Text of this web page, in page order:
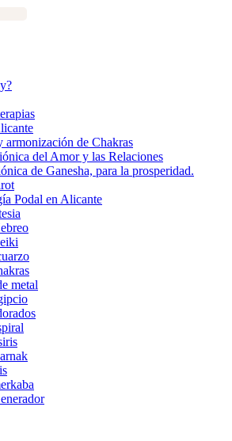
armonización de Chakras
del Amor y las Relaciones
de Ganesha, para la prosperidad.
Podal en Alicante
metal